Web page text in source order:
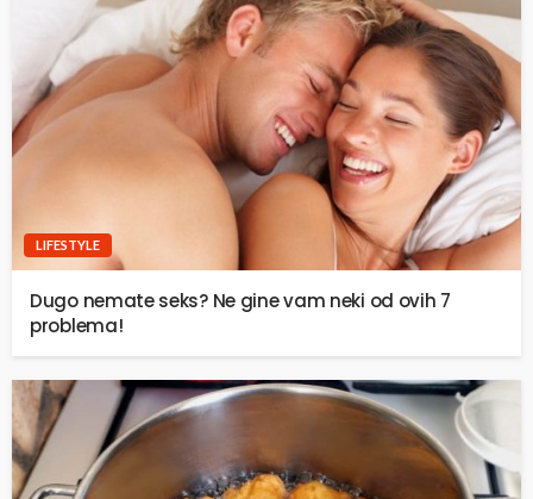
LIFESTYLE
Dugo nemate seks? Ne gine vam neki od ovih 7
problema!